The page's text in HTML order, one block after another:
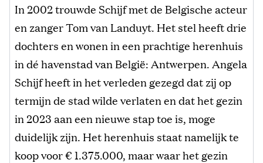
In 2002 trouwde Schijf met de Belgische acteur
en zanger Tom van Landuyt. Het stel heeft drie
dochters en wonen in een prachtige herenhuis
in dé havenstad van België: Antwerpen. Angela
Schijf heeft in het verleden gezegd dat zij op
termijn de stad wilde verlaten en dat het gezin
in 2023 aan een nieuwe stap toe is, moge
duidelijk zijn. Het herenhuis staat namelijk te
koop voor € 1.375.000, maar waar het gezin